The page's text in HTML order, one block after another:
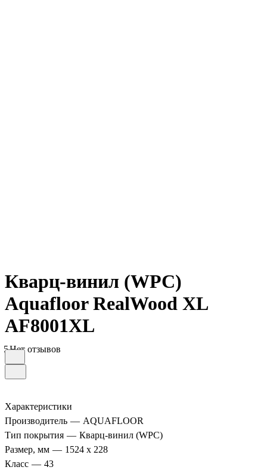
Кварц-винил (WPC)
Aquafloor RealWood XL
AF8001XL
5Нет отзывов
Характеристики
Производитель — AQUAFLOOR
Тип покрытия — Кварц-винил (WPC)
Размер, мм — 1524 x 228
Класс — 43